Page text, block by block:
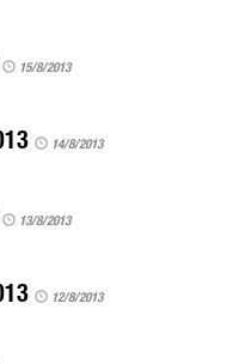
15/8/2013
14/8/2013
13/8/2013
12/8/2013